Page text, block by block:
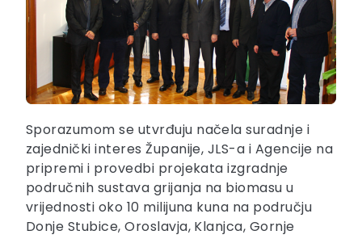
Sporazumom se utvrđuju načela suradnje i
zajednički interes Županije, JLS-a i Agencije na
pripremi i provedbi projekata izgradnje
područnih sustava grijanja na biomasu u
vrijednosti oko 10 milijuna kuna na području
Donje Stubice, Oroslavja, Klanjca, Gornje